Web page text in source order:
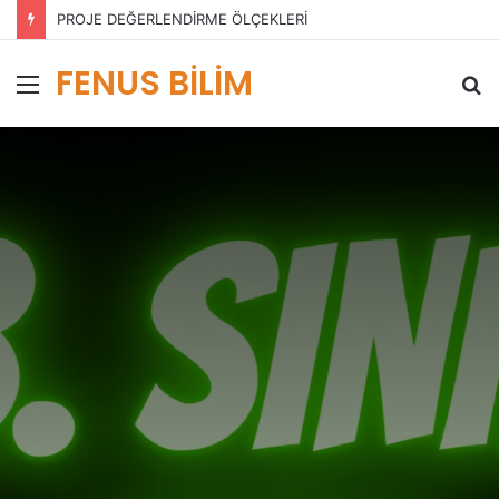
PROJE DEĞERLENDİRME ÖLÇEKLERİ
Menü
FENUS BİLİM